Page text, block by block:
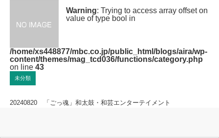
Warning: Trying to access array offset on
value of type bool in
/home/xs448877/mbc.co.jp/public_html/blogs/aira/wp-
content/themes/mag_tcd036/functions/category.php
on line 43
未分類
20240820 「ごっ魂」和太鼓・和芸エンターテイメント